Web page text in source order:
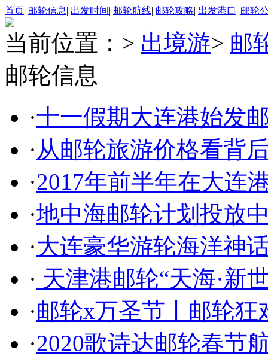
首页| 邮轮信息| 出发时间| 邮轮航线| 邮轮攻略| 出发港口| 邮轮
当前位置： > 出境游> 邮
邮轮信息
·十一假期大连港始发
·从邮轮旅游价格看背
·2017年前半年在大连
·地中海邮轮计划投放
·大连豪华游轮海洋神
· 天津港邮轮“天海·新
·邮轮x万圣节丨邮轮狂
·2020歌诗达邮轮春节